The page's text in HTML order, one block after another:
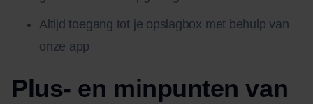
Altijd toegang tot je opslagbox met behulp van
onze app
Plus- en minpunten van